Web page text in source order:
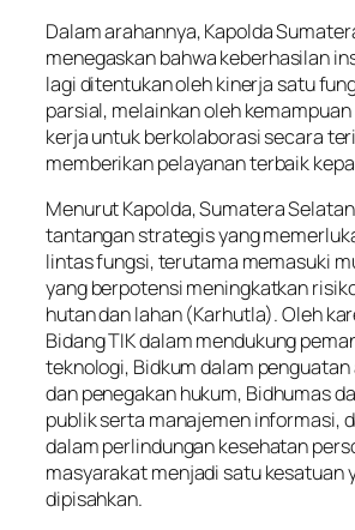
Dalam arahannya, Kapolda
menegaskan bahwa keberhasilan
lagi ditentukan oleh kinerja satu
parsial, melainkan oleh
kerja untuk berkolaborasi secara
memberikan pelayanan terbaik
Menurut Kapolda, Sumatera
tantangan strategis yang
lintas fungsi, terutama memasuki
yang berpotensi meningkatkan
hutan dan lahan (Karhutla). Oleh
Bidang TIK dalam mendukung
teknologi, Bidkum dalam penguatan
dan penegakan hukum, Bidhumas
publik serta manajemen informasi,
dalam perlindungan kesehatan
masyarakat menjadi satu kesatuan
dipisahkan.